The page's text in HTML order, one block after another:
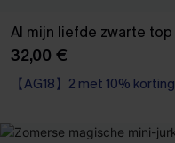
Al mijn liefde zwarte top
32,00 €
【AG18】2 met 10% korting